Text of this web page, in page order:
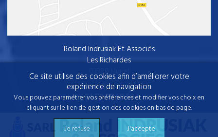
Roland Indrusiak Et Associés
Les Richardes
03380 Huriel
04.70.28.68.58
Ce site utilise des cookies afin d’améliorer votre
expérience de navigation
Vous pouvez paramétrer vos préférences et modifier vos choix en
cliquant sur le lien de gestion des cookies en bas de page.
Je refuse J'accepte